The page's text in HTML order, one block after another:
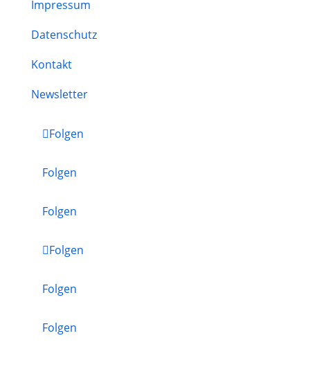
Impressum
Datenschutz
Kontakt
Newsletter
Folgen
Folgen
Folgen
Folgen
Folgen
Folgen